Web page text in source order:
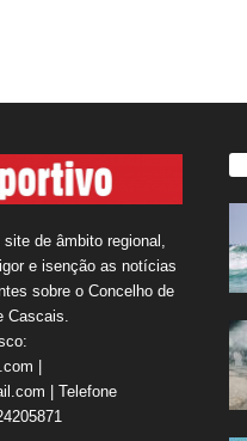
de âmbito regional,
e isenção as notícias
sobre o Concelho de
Cascais.
|
| Telefone